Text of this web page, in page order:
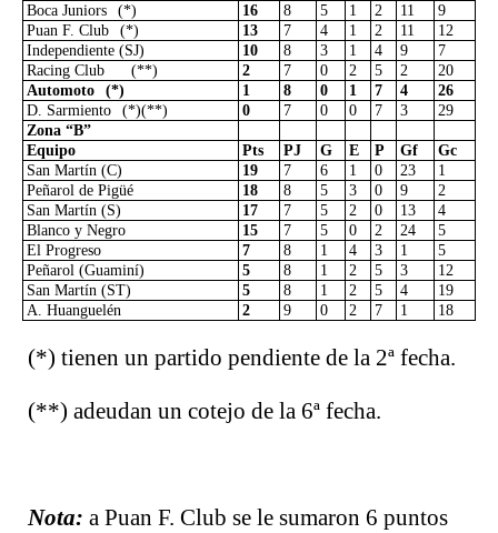
Boca Juniors
(*) 16 8 5 1 2 11
9
Puan F. Club
(*) 13 7 4 1 2 11
12
Independiente (SJ)
10 8 3 1 4 9
7
Racing Club
(**) 2 7 0 2 5 2
20
Automoto
(*) 1 8 0 1 7 4
26
D. Sarmiento
(*)(**) 0 7 0 0 7 3
29
Zona “B”
Equipo
Pts PJ G E P Gf
Gc
San Martín (C)
19 7 6 1 0 23
1
Peñarol de Pigüé
18 8 5 3 0 9
2
San Martín (S)
17 7 5 2 0 13
4
Blanco y Negro
15 7 5 0 2 24
5
El Progreso
7 8 1 4 3 1
5
Peñarol (Guaminí)
5 8 1 2 5 3
12
San Martín (ST)
5 8 1 2 5 4
19
A. Huanguelén
2 9 0 2 7 1 18
(*) tienen un partido pendiente de la 2ª fecha.
(**) adeudan un cotejo de la 6ª fecha.
Nota: a Puan F. Club se le sumaron 6 puntos